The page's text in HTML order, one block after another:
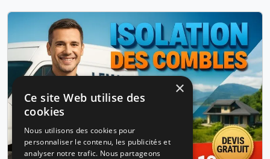
×
Ce site Web utilise des
cookies
Nous utilisons des cookies pour
personnaliser le contenu, les publicités et
analyser notre trafic. Nous partageons